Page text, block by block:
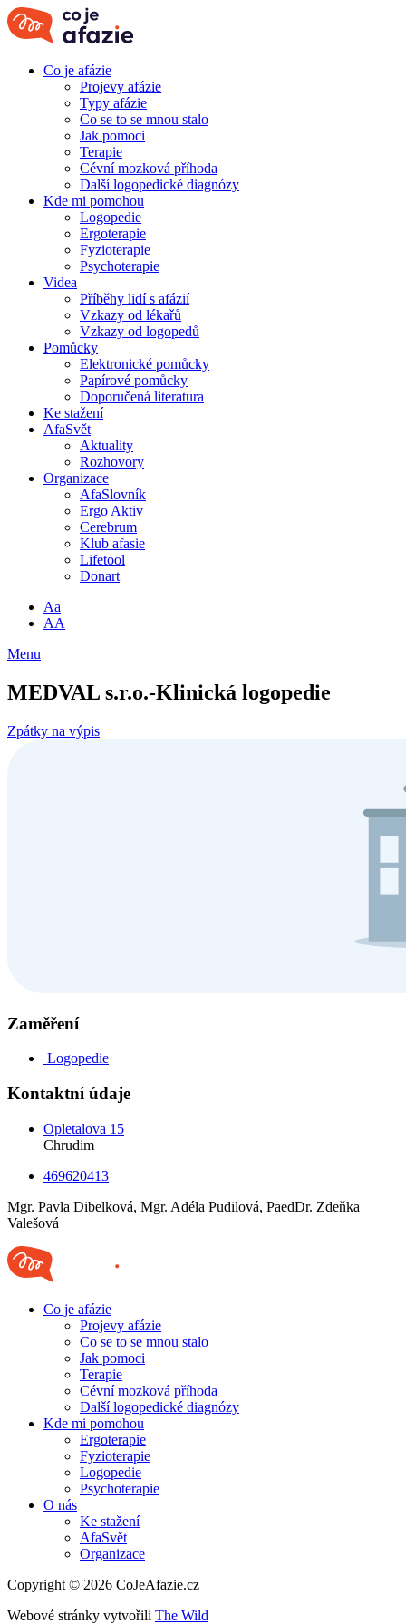
Co je afázie
Projevy afázie
Typy afázie
Co se to se mnou stalo
Jak pomoci
Terapie
Cévní mozková příhoda
Další logopedické diagnózy
Kde mi pomohou
Logopedie
Ergoterapie
Fyzioterapie
Psychoterapie
Videa
Příběhy lidí s afázií
Vzkazy od lékařů
Vzkazy od logopedů
Pomůcky
Elektronické pomůcky
Papírové pomůcky
Doporučená literatura
Ke stažení
AfaSvět
Aktuality
Rozhovory
Organizace
AfaSlovník
Ergo Aktiv
Cerebrum
Klub afasie
Lifetool
Donart
Aa
AA
Menu
MEDVAL s.r.o.-Klinická logopedie
Zpátky na výpis
Zaměření
Logopedie
Kontaktní údaje
Opletalova 15
Chrudim
469620413
Mgr. Pavla Dibelková, Mgr. Adéla Pudilová, PaedDr. Zdeňka
Valešová
Co je afázie
Projevy afázie
Co se to se mnou stalo
Jak pomoci
Terapie
Cévní mozková příhoda
Další logopedické diagnózy
Kde mi pomohou
Ergoterapie
Fyzioterapie
Logopedie
Psychoterapie
O nás
Ke stažení
AfaSvět
Organizace
Copyright © 2026 CoJeAfazie.cz
Webové stránky vytvořili The Wild